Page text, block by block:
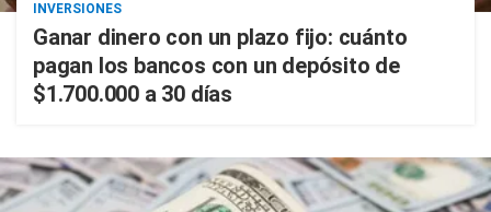
INVERSIONES
Ganar dinero con un plazo fijo: cuánto
pagan los bancos con un depósito de
$1.700.000 a 30 días